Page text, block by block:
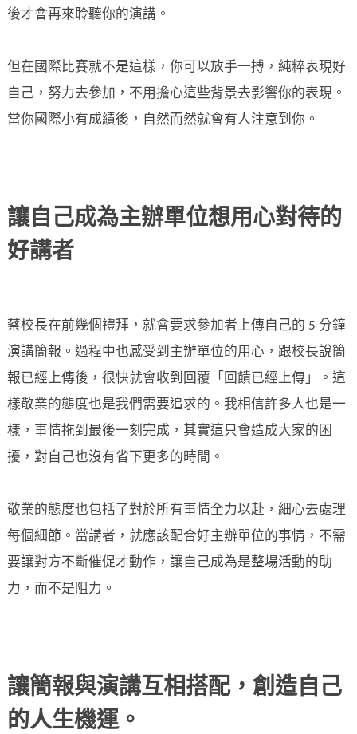
後才會再來聆聽你的演講。
但在國際比賽就不是這樣，你可以放手一搏，純粹表現好
自己，努力去參加，不用擔心這些背景去影響你的表現。
當你國際小有成績後，自然而然就會有人注意到你。
讓自己成為主辦單位想用心對待的
好講者
蔡校長在前幾個禮拜，就會要求參加者上傳自己的 5 分鐘
演講簡報。過程中也感受到主辦單位的用心，跟校長說簡
報已經上傳後，很快就會收到回覆「回饋已經上傳」。這
樣敬業的態度也是我們需要追求的。我相信許多人也是一
樣，事情拖到最後一刻完成，其實這只會造成大家的困
擾，對自己也沒有省下更多的時間。
敬業的態度也包括了對於所有事情全力以赴，細心去處理
每個細節。當講者，就應該配合好主辦單位的事情，不需
要讓對方不斷催促才動作，讓自己成為是整場活動的助
力，而不是阻力。
讓簡報與演講互相搭配，創造自己
的人生機運。